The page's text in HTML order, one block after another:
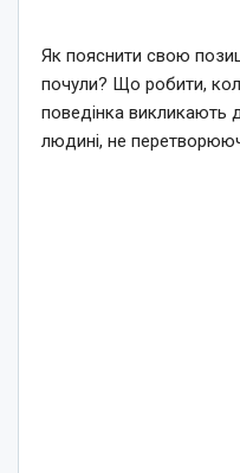
Як пояснити свою
почули? Що робити,
поведінка викликають
людині, не